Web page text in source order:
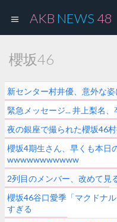
AKB NEWS 48
櫻坂46
新センター村井優、意外な
緊急メッセージ... 井上梨名
夜の銀座で撮られた櫻坂46
櫻坂4期生さん、早くも本日
wwwwwwwwwww
2列目のメンバー、改めて見
櫻坂46谷口愛季「マクドナ
すぎる